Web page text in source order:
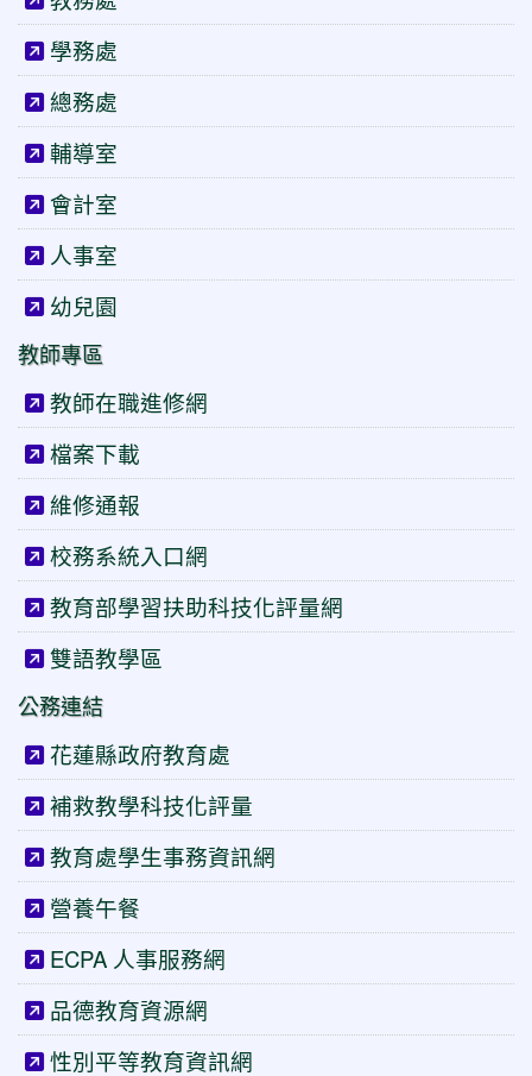
學務處
總務處
輔導室
會計室
人事室
幼兒園
教師專區
教師在職進修網
檔案下載
維修通報
校務系統入口網
教育部學習扶助科技化評量網
雙語教學區
公務連結
花蓮縣政府教育處
補救教學科技化評量
教育處學生事務資訊網
營養午餐
ECPA 人事服務網
品德教育資源網
性別平等教育資訊網